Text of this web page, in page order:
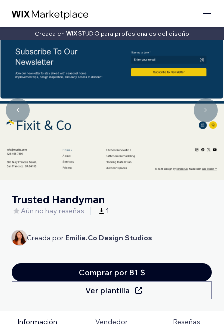
Creada en para profesionales del diseño
Trusted Handyman
Aún no hay reseñas 1
Creada por Emilia.Co Design Studios
Comprar por 81 $
Ver plantilla
Información Vendedor Reseñas